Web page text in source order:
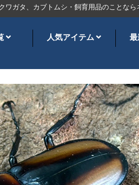
タ、カブトムシ・飼育用品のことならネシ
人気アイテム